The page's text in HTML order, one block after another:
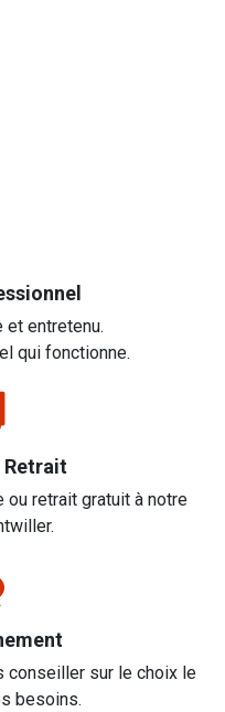
et entretenu.
qui fonctionne.
Retrait
retrait gratuit à notre
conseiller sur le choix le
besoins.